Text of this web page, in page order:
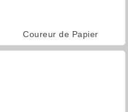
Coureur de Papier